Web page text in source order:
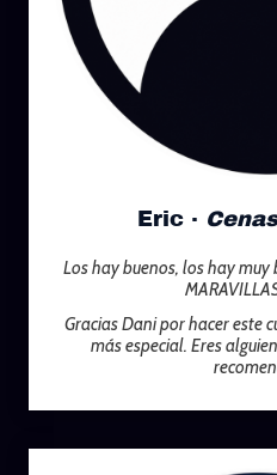
Eric ·
Los hay buenos, los hay muy
Gracias Dani por hacer este
más especial. Eres